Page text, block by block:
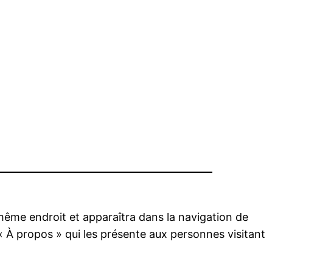
endroit et apparaîtra dans la navigation de
propos » qui les présente aux personnes visitant